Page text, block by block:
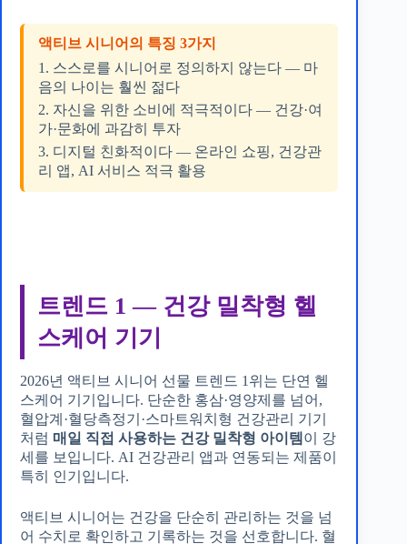
액티브 시니어의 특징 3가지
1. 스스로를 시니어로 정의하지 않는다 — 마
음의 나이는 훨씬 젊다
2. 자신을 위한 소비에 적극적이다 — 건강·여
가·문화에 과감히 투자
3. 디지털 친화적이다 — 온라인 쇼핑, 건강관
리 앱, AI 서비스 적극 활용
트렌드 1 — 건강 밀착형 헬
스케어 기기
2026년 액티브 시니어 선물 트렌드 1위는 단연 헬
스케어 기기입니다. 단순한 홍삼·영양제를 넘어,
혈압계·혈당측정기·스마트워치형 건강관리 기기
처럼 매일 직접 사용하는 건강 밀착형 아이템 이 강
세를 보입니다. AI 건강관리 앱과 연동되는 제품이
특히 인기입니다.
액티브 시니어는 건강을 단순히 관리하는 것을 넘
어 수치로 확인하고 기록하는 것을 선호합니다. 혈